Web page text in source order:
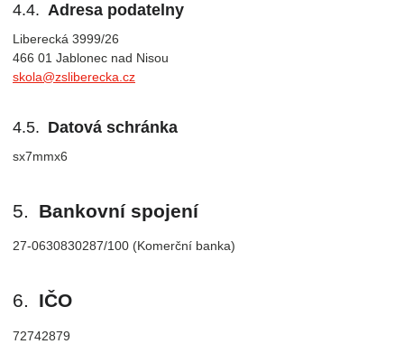
Adresa podatelny
Liberecká 3999/26
466 01 Jablonec nad Nisou
skola@zsliberecka.cz
Datová schránka
sx7mmx6
Bankovní spojení
27-0630830287/100 (Komerční banka)
IČO
72742879